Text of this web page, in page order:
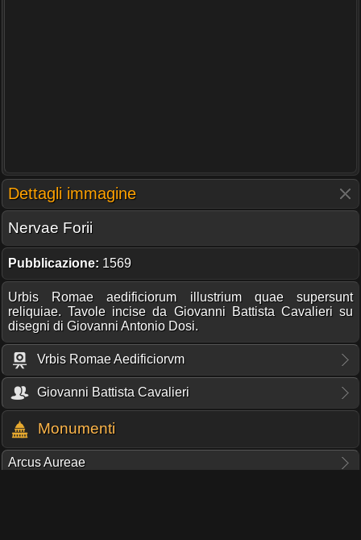
Dettagli immagine
Nervae Forii
Pubblicazione: 1569
Urbis Romae aedificiorum illustrium quae supersunt
reliquiae. Tavole incise da Giovanni Battista Cavalieri su
disegni di Giovanni Antonio Dosi.
Vrbis Romae Aedificiorvm
Giovanni Battista Cavalieri
Monumenti
Arcus Aureae